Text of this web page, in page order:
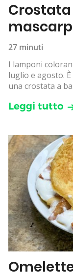
27 minuti
I lamponi
luglio e agosto.
una crostata a
Leggi tutto